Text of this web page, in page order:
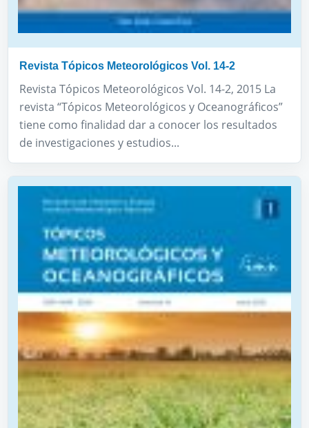
Revista Tópicos Meteorológicos Vol. 14-2
Revista Tópicos Meteorológicos Vol. 14-2, 2015 La
revista “Tópicos Meteorológicos y Oceanográficos”
tiene como finalidad dar a conocer los resultados
de investigaciones y estudios...